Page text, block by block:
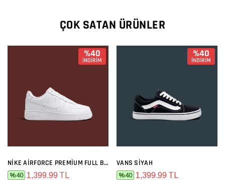
ÇOK SATAN ÜRÜNLER
%40
İNDİRİM
NIKE AIRFORCE PREMIUM FULL BEYAZ
%40 1,399.99 TL
%40
İNDİRİM
VANS SIYAH
%40 1,399.99 TL